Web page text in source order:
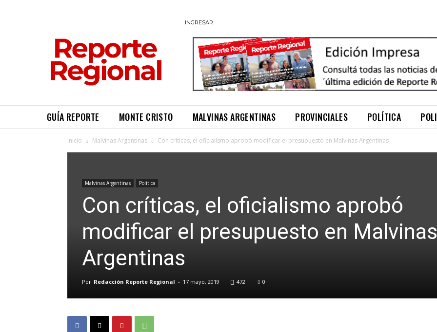
INGRESAR
GUÍA REPORTE MONTE CRISTO MALVINAS ARGENTINAS PROVINCIALES POLÍTICA
Inicio Malvinas Argentinas Con críticas, el oficialismo aprobó modificar el presupuesto en Malvinas Argentinas
Malvinas Argentinas Política
Con críticas, el oficialismo aprobó
modificar el presupuesto en Malvinas
Argentinas
Por Redacción Reporte Regional - 17 mayo, 2019 472 0